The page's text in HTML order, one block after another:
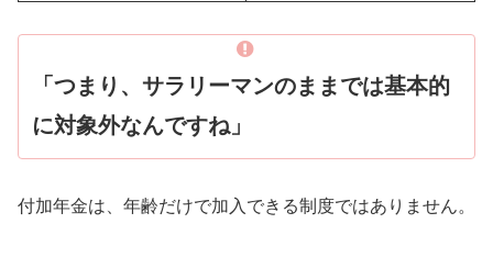
「つまり、サラリーマンのままでは基本的
に対象外なんですね」
付加年金は、年齢だけで加入できる制度ではありません。